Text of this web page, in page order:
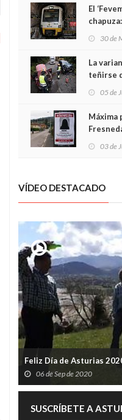
El
cabían
30 de
La
teñirse
05 de
Máxima
03 de
VÍDEO DESTACADO
Feliz Día de Asturias
06 de Sep de 2020
SUSCRÍBETE A